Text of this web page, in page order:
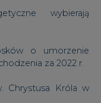
wybierają
o umorzenie
za 2022 r.
Chrystusa Króla w